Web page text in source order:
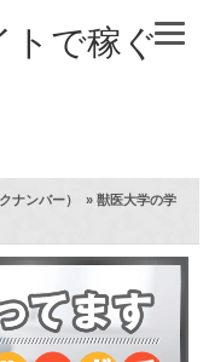
トで稼ぐ
ナンバー） » 獣医大学の学